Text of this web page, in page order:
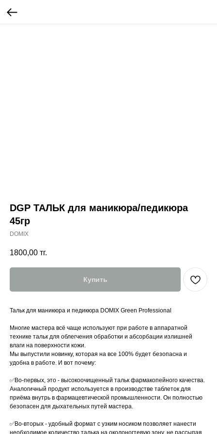
DGP ТАЛЬК для маникюра/педикюра
45гр
DOMIX
1800,00 тг.
Купить
Тальк для маникюра и педикюра DOMIX Green Professional
Многие мастера всё чаще используют при работе в аппаратной
технике тальк для облегчения обработки и абсорбации излишней
влаги на поверхности кожи.
Мы выпустили новинку, которая на все 100% будет безопасна и
удобна в работе. И вот почему:
✅Во-первых, это - высокоочищенный тальк фармакопейного качества.
Аналогичный продукт используется в производстве таблеток для
приёма внутрь в фармацевтической промышленности. Он полностью
безопасен для дыхательных путей мастера.
✅Во-вторых - удобный формат с узким носиком позволяет нанести